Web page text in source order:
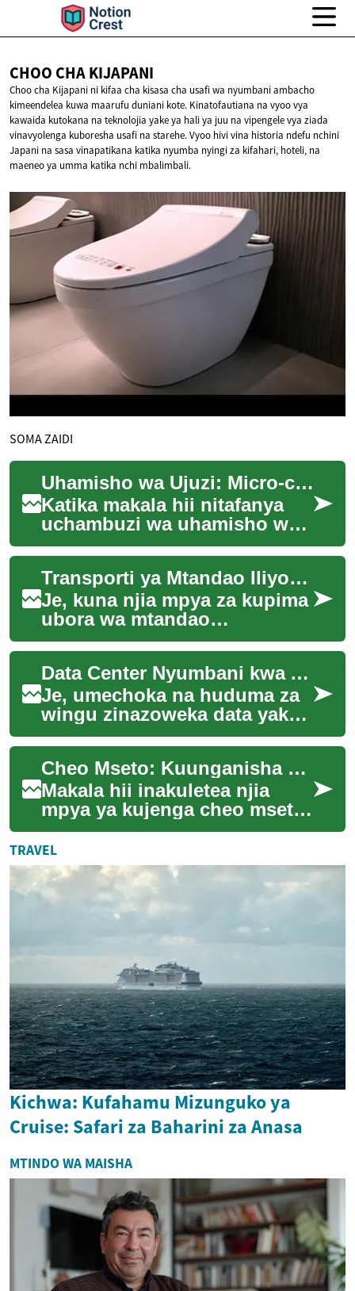
CHOO CHAKIJAPANI
Choo cha Kijapani ni kifaa cha kisasa cha usafi wa nyumbani ambacho
kimeendelea kuwa maarufu duniani kote. Kinatofautiana na vyoo vya
kawaida kutokana na teknolojia yake ya hali ya juu na vipengele vya ziada
vinavyolenga kuboresha usafi na starehe. Vyoo hivi vina historia ndefu nchini
Japani na sasa vinapatikana katika nyumba nyingi za kifahari, hoteli, na
maeneo ya umma katika nchi mbalimbali.
SOMA ZAIDI
Uhamisho wa Ujuzi: Micro-credentials kwa Ajira
Katika makala hii nitafanya
uchambuzi wa uhamisho wa
ujuzi kupitia micro-
credentials, vyeo vidogo vya
dijitali vinavy...
Transporti ya Mtandao Iliyofichwa: QUIC na Changamoto za ISP
Je, kuna njia mpya za kupima
ubora wa mtandao
iliyofichwa? QUIC na HTTP/3
vimebadilisha jinsi data
inavyosafirishwa. ...
Data Center Nyumbani kwa ARM: Ulimwengu wa Mini-Server
Je, umechoka na huduma za
wingu zinazoweka data yako
mbali? Vifaa vidogo vya ARM
vinaweza kuleta msaada wa
faraja, fa...
Cheo Mseto: Kuunganisha Ufundi na Ujuzi wa Kidijitali
Makala hii inakuletea njia
mpya ya kujenga cheo mseto:
kuunganisha ujuzi wa jadi wa
ufundi na maarifa ya kidijitali.
...
TRAVEL
Kichwa: Kufahamu Mizunguko ya
Cruise: Safari za Baharini za Anasa
MTINDO WA MAISHA